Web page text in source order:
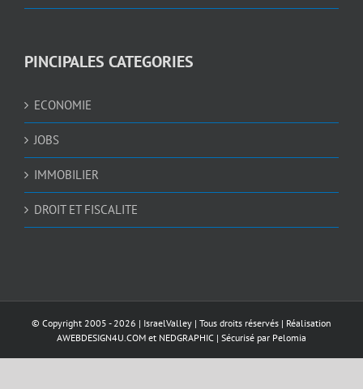
PINCIPALES CATEGORIES
ECONOMIE
JOBS
IMMOBILIER
DROIT ET FISCALITE
© Copyright 2005 -2026 | IsraelValley | Tous droits réservés | Réalisation
AWEBDESIGN4U.COM et NEDGRAPHIC | Sécurisé par Pelomia